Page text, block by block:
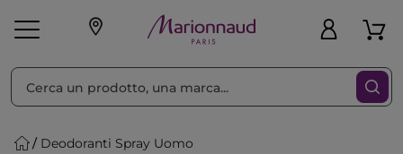
Make-up Profumi
Deodoranti Spray Uomo
Ordina per Filtra